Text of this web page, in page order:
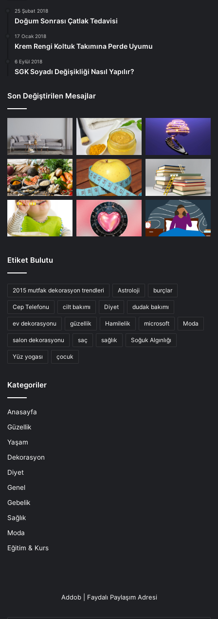
25 Şubat 2018
Doğum Sonrası Çatlak Tedavisi
17 Ocak 2018
Krem Rengi Koltuk Takımına Perde Uyumu
6 Eylül 2018
SGK Soyadı Değişikliği Nasıl Yapılır?
Son Değiştirilen Mesajlar
Etiket Bulutu
2015 mutfak dekorasyon trendleri Astroloji burçlar
Cep Telefonu cilt bakımı Diyet dudak bakımı
ev dekorasyonu güzellik Hamilelik microsoft Moda
salon dekorasyonu saç sağlık Soğuk Algınlığı
Yüz yogası çocuk
Kategoriler
Anasayfa
Güzellik
Yaşam
Dekorasyon
Diyet
Genel
Gebelik
Sağlık
Moda
Eğitim & Kurs
Addob | Faydalı Paylaşım Adresi